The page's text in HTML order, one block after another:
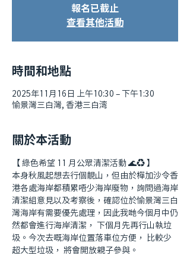
報名已截止
查看其他活動
時間和地點
2025年11月16日 上午10:30 – 下午1:30
愉景灣三白灣, 香港三白湾
關於本活動
【 綠色希望 11 月公眾清潔活動 🌊♻️ 】
本身秋風起想去行個靚山，但由於樺加沙令香
港各處海岸都積累唔少海岸廢物，詢問過海岸
清潔組意見以及考察後，確認位於愉景灣三白
灣海岸有需要優先處理，因此我哋今個月中仍
然都會進行海岸清潔， 下個月先再行山執垃
圾。今次去嘅海岸位置落車位方便， 比較少
超大型垃圾， 將會開放親子參與。